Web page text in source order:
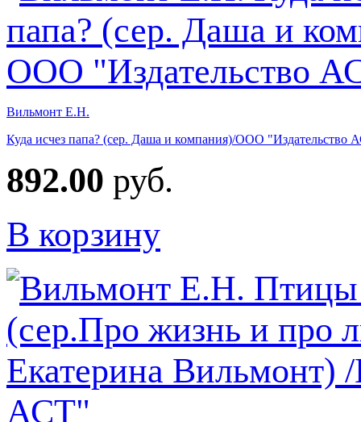
Вильмонт Е.Н.
Куда исчез папа? (сер. Даша и компания)/ООО "Издательство
892.00 руб.
В корзину